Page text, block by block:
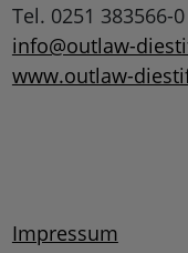
Tel. 0251 383566-0
info@outlaw-
www.outlaw-
Impressum